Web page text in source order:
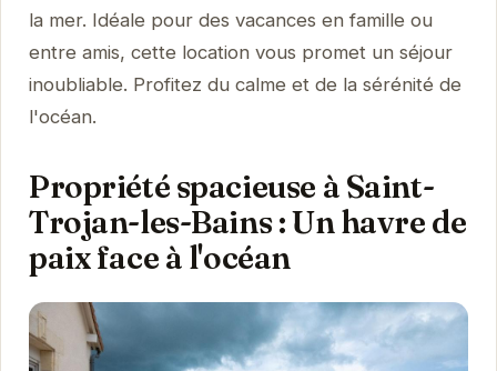
la mer. Idéale pour des vacances en famille ou
entre amis, cette location vous promet un séjour
inoubliable. Profitez du calme et de la sérénité de
l'océan.
Propriété spacieuse à Saint-
Trojan-les-Bains : Un havre de
paix face à l'océan